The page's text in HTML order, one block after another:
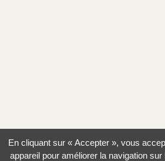
En cliquant sur « Accepter », vous
appareil pour améliorer la navigation